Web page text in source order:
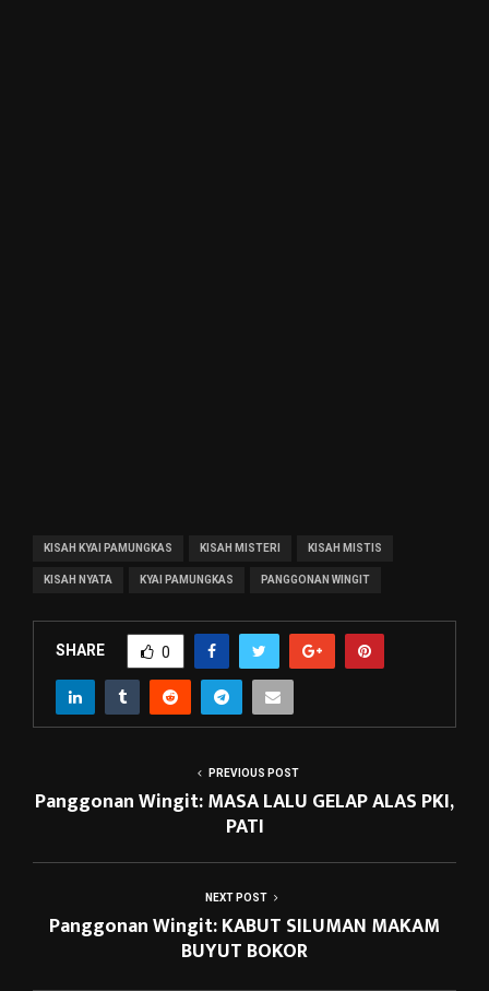
KISAH KYAI PAMUNGKAS KISAH MISTERI KISAH MISTIS
KISAH NYATA KYAI PAMUNGKAS PANGGONAN WINGIT
SHARE 0
PREVIOUS POST
Panggonan Wingit: MASA LALU GELAP ALAS PKI,
PATI
NEXT POST
Panggonan Wingit: KABUT SILUMAN MAKAM
BUYUT BOKOR